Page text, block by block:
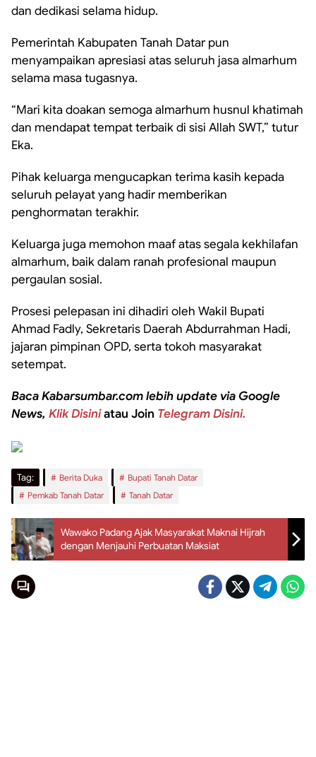
dan dedikasi selama hidup.
Pemerintah Kabupaten Tanah Datar pun
menyampaikan apresiasi atas seluruh jasa almarhum
selama masa tugasnya.
“Mari kita doakan semoga almarhum husnul khatimah
dan mendapat tempat terbaik di sisi Allah SWT,” tutur
Eka.
Pihak keluarga mengucapkan terima kasih kepada
seluruh pelayat yang hadir memberikan
penghormatan terakhir.
Keluarga juga memohon maaf atas segala kekhilafan
almarhum, baik dalam ranah profesional maupun
pergaulan sosial.
Prosesi pelepasan ini dihadiri oleh Wakil Bupati
Ahmad Fadly, Sekretaris Daerah Abdurrahman Hadi,
jajaran pimpinan OPD, serta tokoh masyarakat
setempat.
Baca Kabarsumbar.com lebih update via Google
News, Klik Disiniatau Join Telegram Disini.
Tag: Berita Duka
Bupati Tanah Datar
Pemkab Tanah Datar
Tanah Datar
Wawako Padang Ajak Masyarakat Maknai Hijrah
dengan Menjauhi Perbuatan Maksiat